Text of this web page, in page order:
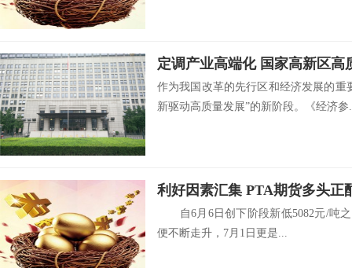
定调产业高端化 国家高新区高
作为我国改革的先行区和经济发展的重
新驱动高质量发展”的新阶段。《经济参
利好因素汇集 PTA期货多头正
自6月6日创下阶段新低5082元/吨之
便不断走升，7月1日更是...